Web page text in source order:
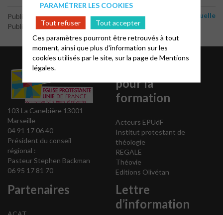
Publié le 5 avril 2026
Publié par le webmaster
Vie spirituelle
103 La Canebière 13001
Marseille
04 91 17 06 40
Président du conseil
régional :
Pasteur Stephen Backman
06 95 17 81 70
pour la
formation
Acteurs EPUdF
Institut protestant de
théologie
REGALE
Théovie
Editions Olivétan
Partenaires
Lettre
d’information
PARAMÉTRER LES COOKIES
Tout refuser
Tout accepter
Ces paramètres pourront être retrouvés à tout
moment, ainsi que plus d'information sur les
cookies utilisés par le site, sur la page deMentions
légales.